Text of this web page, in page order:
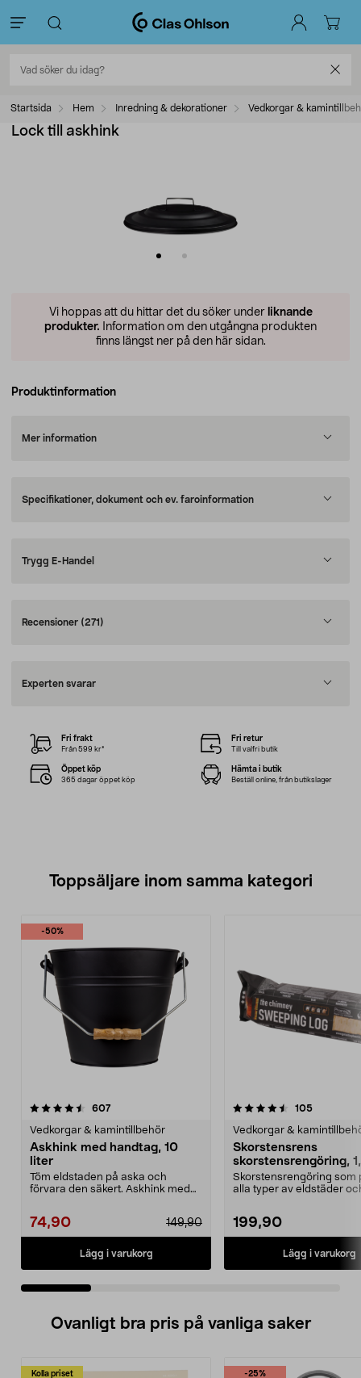
Startsida Hem Inredning & dekorationer Vedkorgar &
Lock till askhink
Vi hoppas att du hittar det du söker under liknande
produkter. Information om den utgångna produkten
finns längst ner på den här sidan.
Produktinformation
Mer information
Specifikationer, dokument och ev. faroinformation
Trygg E-Handel
Recensioner (271)
Experten svarar
Fri frakt
Från 599 kr*
Fri retur
Till valfri butik
Öppet köp
365 dagar öppet köp
Hämta i butik
Beställ online, från butikslager
Toppsäljare inom samma kategori
-50%
607recensioner
Vedkorgar & kamintillbehör
Askhink med handtag, 10
liter
Töm eldstaden på aska och
förvara den säkert. Askhink med
74,90 149,90
Lägg i varukorg
4.5 av 5 stjärnor 105
Vedkorgar &
Skorstensrens
skorstensrengöring,
Skorstensrengöring som
alla typer av eldstäder
199,90
Lägg i varukorg
4.5 av 5 stjärnor
Ovanligt bra pris på vanliga saker
Kolla priset -25%